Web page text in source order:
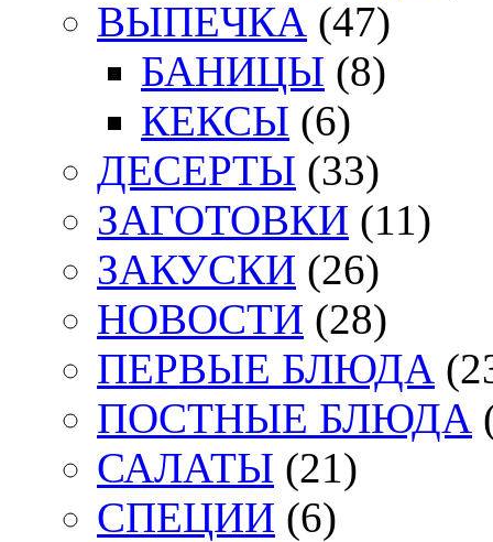
ВЫПЕЧКА (47)
БАНИЦЫ (8)
КЕКСЫ (6)
ДЕСЕРТЫ (33)
ЗАГОТОВКИ (11)
ЗАКУСКИ (26)
НОВОСТИ (28)
ПЕРВЫЕ БЛЮДА
ПОСТНЫЕ БЛЮДА
САЛАТЫ (21)
СПЕЦИИ (6)